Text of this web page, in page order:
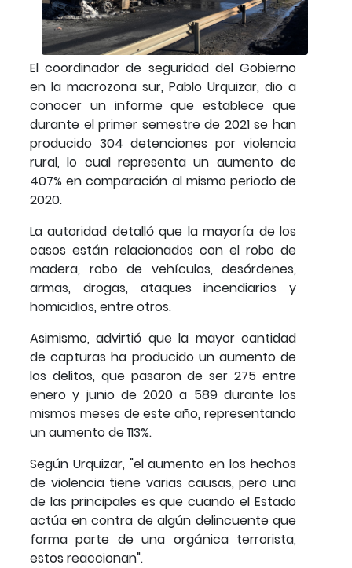
El coordinador de seguridad del Gobierno
en la macrozona sur, Pablo Urquizar, dio a
conocer un informe que establece que
durante el primer semestre de 2021 se han
producido 304 detenciones por violencia
rural, lo cual representa un aumento de
407% en comparación al mismo periodo de
2020.
La autoridad detalló que la mayoría de los
casos están relacionados con el robo de
madera, robo de vehículos, desórdenes,
armas, drogas, ataques incendiarios y
homicidios, entre otros.
Asimismo, advirtió que la mayor cantidad
de capturas ha producido un aumento de
los delitos, que pasaron de ser 275 entre
enero y junio de 2020 a 589 durante los
mismos meses de este año, representando
un aumento de 113%.
Según Urquizar, "el aumento en los hechos
de violencia tiene varias causas, pero una
de las principales es que cuando el Estado
actúa en contra de algún delincuente que
forma parte de una orgánica terrorista,
estos reaccionan".